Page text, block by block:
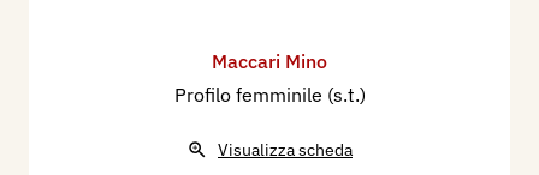
Maccari Mino
Profilo femminile (s.t.)
Visualizza scheda